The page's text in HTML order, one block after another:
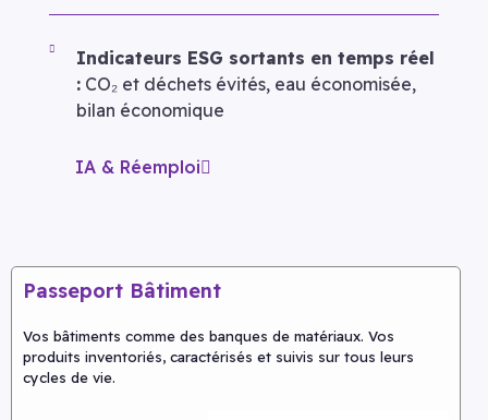
Indicateurs ESG sortants en temps réel
: CO₂ et déchets évités, eau économisée,
bilan économique
IA & Réemploi
Passeport Bâtiment
Vos bâtiments comme des banques de matériaux. Vos
produits inventoriés, caractérisés et suivis sur tous leurs
cycles de vie.